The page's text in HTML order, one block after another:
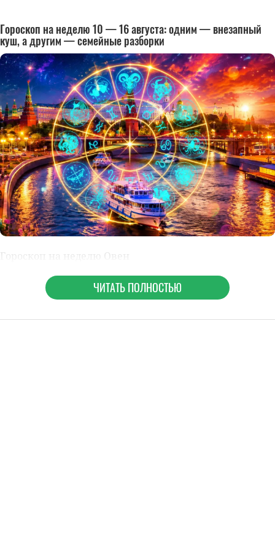
Гороскоп на неделю 10 — 16 августа: одним — внезапный
куш, а другим — семейные разборки
Гороскоп на неделю Овен
ЧИТАТЬ ПОЛНОСТЬЮ